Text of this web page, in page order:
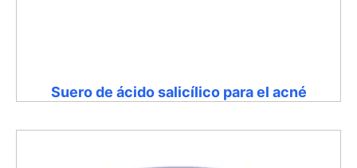
Suero de ácido salicílico para el acné